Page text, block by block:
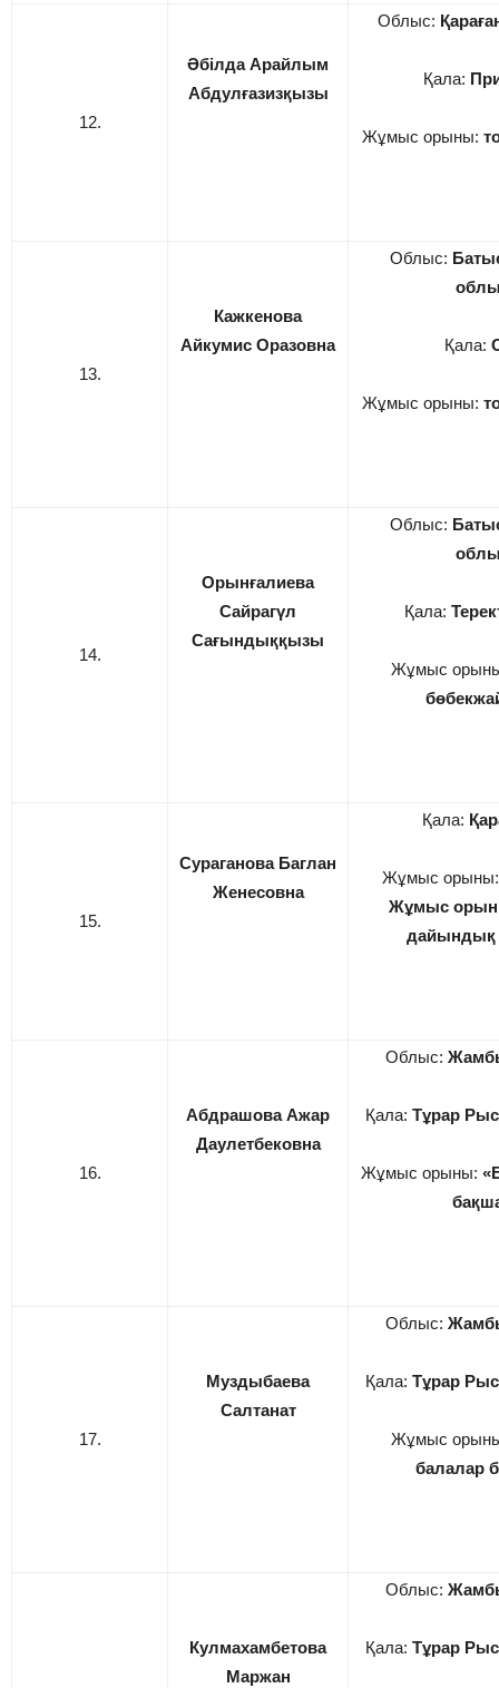
12.
Әбілда Арайлым
Абдулғазизқызы
Облыс:
Қала:
Жұмыс орыны:
13.
Кажкенова
Айкумис Оразовна
Облыс:
Қала:
Жұмыс орыны:
14.
Орынғалиева
Сайрагүл
Сағындыққызы
Облыс:
Қала:
Жұмыс
15.
Сураганова Баглан
Женесовна
Қала:
Жұмыс
Жұмыс
16.
Абдрашова Ажар
Даулетбековна
Облыс:
Қала: Тұрар
Жұмыс орыны:
17.
Муздыбаева
Салтанат
Облыс:
Қала: Тұрар
Жұмыс
балалар
Кулмахамбетова
Маржан
Облыс:
Қала: Тұрар